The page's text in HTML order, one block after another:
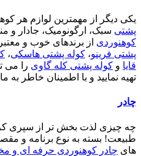
یکی دیگر از مهمترین لوازم هر
پشتی سبک، ارگونومیک، جادار و
کوهنوردی از برندهای خوب و
پشتی فرینو، کوله پشتی هاسکی،
قایا و کوله پشتی کله گاوی را می
تهیه نمایید و با اطمینان خاطر به
چادر
چه چیزی لذت بخش تر از سپری
طبیعت! بسته به نوع برنامه و
های چادر کوهنوردی حرفه ای و